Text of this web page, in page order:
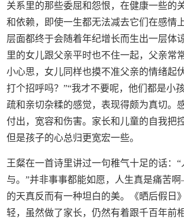
关系里的那些委屈和怨恨，在健康一些的
和依赖，即使一生都无法减去它们在感情
层面都终于会随着年纪增长而生出一层体
里的女儿跟父亲平时也不住一起，父亲常
小心思，女儿同样也摸不准父亲的情绪起
打个招呼吗？”“我才不要呢，他们都是小
疏和亲切杂糅的感觉，表现得颇为真切。
付出，宽容和伤害。家长和儿童的自我把
但是孩子的心总归更宽宏一些。
王粲在一首诗里讲过一句稚气十足的话：
与。”并非事事都能如愿，人生真是痛苦
的天真反而有一种坦白的美。《晒后假日
轻，虽然做了家长，仍然有着跟千百年前